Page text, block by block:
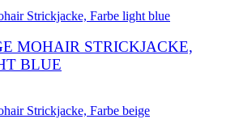
MOHAIR STRICKJACKE,
BLUE